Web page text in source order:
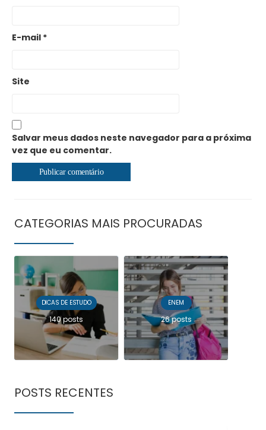
E-mail *
Site
Salvar meus dados neste navegador para a próxima
vez que eu comentar.
CATEGORIAS MAIS PROCURADAS
DICAS DE ESTUDO
140 posts
ENEM
26 posts
POSTS RECENTES